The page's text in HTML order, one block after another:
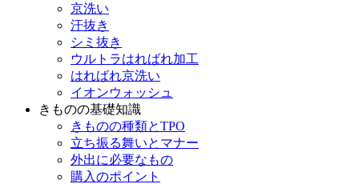
京洗い
汗抜き
シミ抜き
ウルトラはればれ加工
はればれ京洗い
イオンウォッシュ
きものの基礎知識
きものの種類とTPO
立ち振る舞いとマナー
外出に必要なもの
購入のポイント